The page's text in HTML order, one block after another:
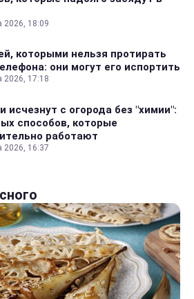
2026, 18:09
которыми нельзя протирать
они могут его испортить
2026, 17:18
исчезнут с огорода без "химии":
способов, которые
работают
2026, 16:37